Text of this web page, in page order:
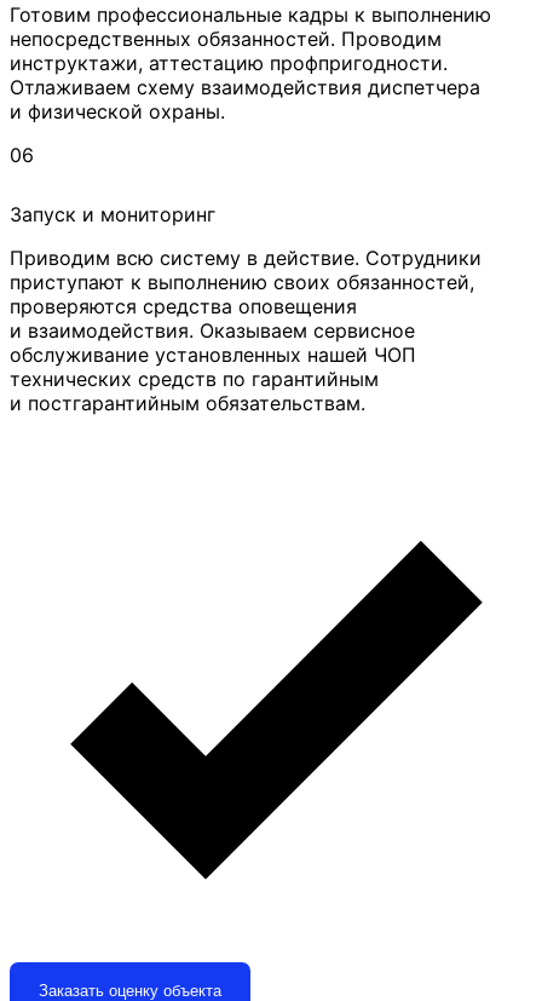
Готовим профессиональные кадры к выполнению
непосредственных обязанностей. Проводим
инструктажи, аттестацию профпригодности.
Отлаживаем схему взаимодействия диспетчера
и физической охраны.
06
Запуск и мониторинг
Приводим всю систему в действие. Сотрудники
приступают к выполнению своих обязанностей,
проверяются средства оповещения
и взаимодействия. Оказываем сервисное
обслуживание установленных нашей ЧОП
технических средств по гарантийным
и постгарантийным обязательствам.
Заказать оценку объекта